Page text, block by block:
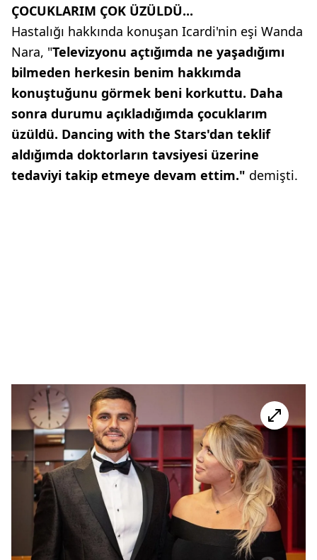
ÇOCUKLARIM ÇOK ÜZÜLDÜ...
Hastalığı hakkında konuşan Icardi'nin eşi Wanda
Nara, "Televizyonu açtığımda ne yaşadığımı
bilmeden herkesin benim hakkımda
konuştuğunu görmek beni korkuttu. Daha
sonra durumu açıkladığımda çocuklarım
üzüldü. Dancing with the Stars'dan teklif
aldığımda doktorların tavsiyesi üzerine
tedaviyi takip etmeye devam ettim." demişti.